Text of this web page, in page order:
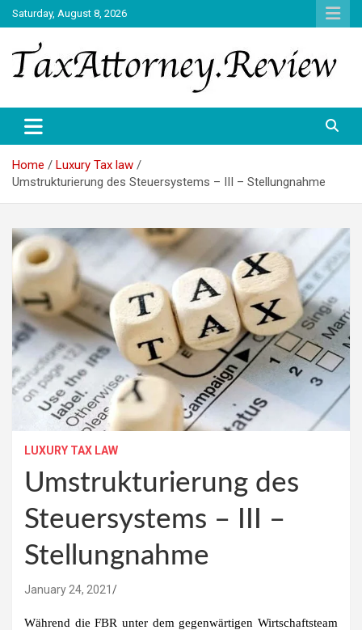
Skip
to
content
Saturday, August 8, 2026
TAX ATTORNEY
Home
Luxury Tax law
Umstrukturierung des Steuersystems – III – Stellungnahme
LUXURY TAX LAW
Umstrukturierung des
Steuersystems – III –
Stellungnahme
January 24, 2021
Während die FBR unter dem gegenwärtigen Wirtschaftsteam